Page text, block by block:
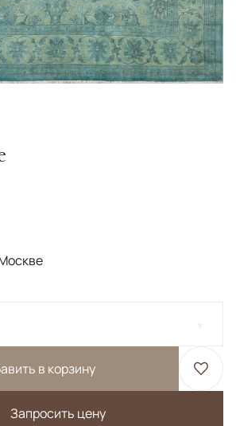
в корзину
Запросить цену